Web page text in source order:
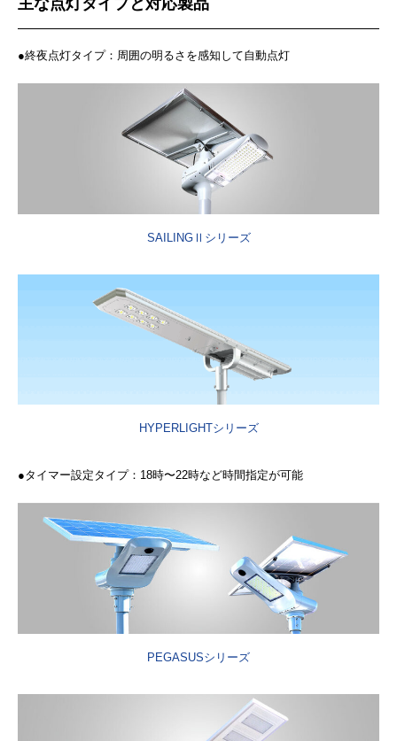
主な点灯タイプと対応製品
●終夜点灯タイプ：周囲の明るさを感知して自動点灯
SAILINGⅡシリーズ
HYPERLIGHTシリーズ
●タイマー設定タイプ：18時〜22時など時間指定が可能
PEGASUSシリーズ